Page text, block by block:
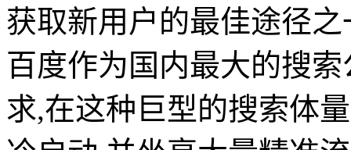
获取新用户的最佳途径
百度作为国内最大的搜
求,在这种巨型的搜索体